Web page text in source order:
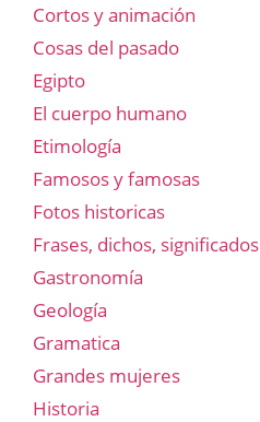
Cortos y animación
Cosas del pasado
Egipto
El cuerpo humano
Etimología
Famosos y famosas
Fotos historicas
Frases, dichos, significados
Gastronomía
Geología
Gramatica
Grandes mujeres
Historia